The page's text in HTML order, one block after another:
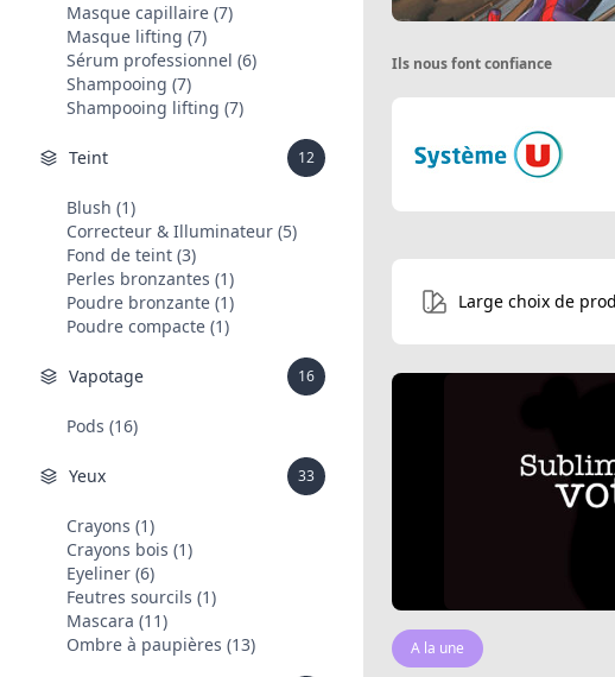
Masque capillaire (7)
Masque lifting (7)
Sérum professionnel (6)
Shampooing (7)
Shampooing lifting (7)
Teint 12
Blush (1)
Correcteur & Illuminateur (5)
Fond de teint (3)
Perles bronzantes (1)
Poudre bronzante (1)
Poudre compacte (1)
Vapotage 16
Pods (16)
Yeux 33
Crayons (1)
Crayons bois (1)
Eyeliner (6)
Feutres sourcils (1)
Mascara (11)
Ombre à paupières (13)
Ils nous font confiance
Large choix de
A la une